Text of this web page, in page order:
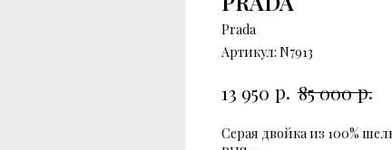
Prada
Артикул: N7913
13 950 р. 85 000 р.
Серая двойка из 100%